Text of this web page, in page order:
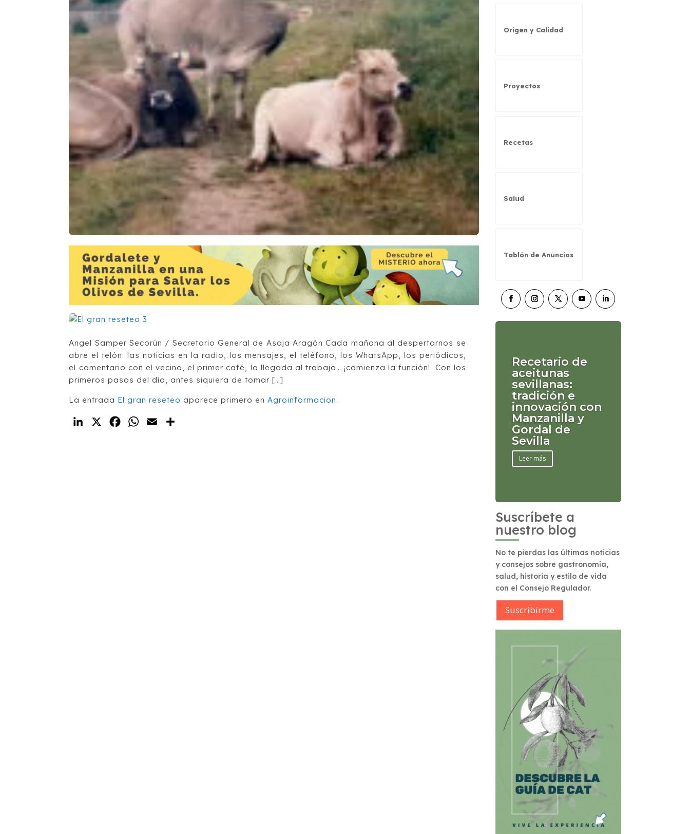
Angel Samper Secorún / Secretario General de Asaja Aragón Cada mañana al despertarnos se
abre el telón: las noticias en la radio, los mensajes, el teléfono, los WhatsApp, los periódicos,
el comentario con el vecino, el primer café, la llegada al trabajo… ¡comienza la función!. Con los
primeros pasos del día, antes siquiera de tomar […]
La entrada El gran reseteo aparece primero en Agroinformacion.
LinkedIn
X FacebookWhatsApp
Email
Origen y Calidad
Proyectos
Recetas
Salud
Tablón de Anuncios
Recetario de
aceitunas
sevillanas:
tradición e
innovación con
Manzanilla y
Gordal de
Sevilla
Leer más
Suscríbete a
nuestro blog
No te pierdas las últimas noticias
y consejos sobre gastronomía,
salud, historia y estilo de vida
con el Consejo Regulador.
Suscribírme